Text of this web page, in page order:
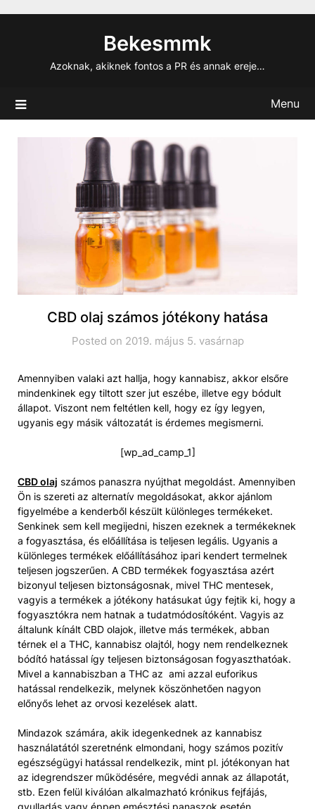
Bekesmmk
Azoknak, akiknek fontos a PR és annak ereje…
Menu
CBD olaj számos jótékony hatása
Posted on 2019. május 5. vasárnap
Amennyiben valaki azt hallja, hogy kannabisz, akkor elsőre
mindenkinek egy tiltott szer jut eszébe, illetve egy bódult
állapot. Viszont nem feltétlen kell, hogy ez így legyen,
ugyanis egy másik változatát is érdemes megismerni.
[wp_ad_camp_1]
CBD olaj számos panaszra nyújthat megoldást. Amennyiben
Ön is szereti az alternatív megoldásokat, akkor ajánlom
figyelmébe a kenderből készült különleges termékeket.
Senkinek sem kell megijedni, hiszen ezeknek a termékeknek
a fogyasztása, és előállítása is teljesen legális. Ugyanis a
különleges termékek előállításához ipari kendert termelnek
teljesen jogszerűen. A CBD termékek fogyasztása azért
bizonyul teljesen biztonságosnak, mivel THC mentesek,
vagyis a termékek a jótékony hatásukat úgy fejtik ki, hogy a
fogyasztókra nem hatnak a tudatmódosítóként. Vagyis az
általunk kínált CBD olajok, illetve más termékek, abban
térnek el a THC, kannabisz olajtól, hogy nem rendelkeznek
bódító hatással így teljesen biztonságosan fogyaszthatóak.
Mivel a kannabiszban a THC az ami azzal euforikus
hatással rendelkezik, melynek köszönhetően nagyon
előnyős lehet az orvosi kezelések alatt.
Mindazok számára, akik idegenkednek az kannabisz
használatától szeretnénk elmondani, hogy számos pozitív
egészségügyi hatással rendelkezik, mint pl. jótékonyan hat
az idegrendszer működésére, megvédi annak az állapotát,
stb. Ezen felül kiválóan alkalmazható krónikus fejfájás,
gyulladás vagy éppen emésztési panaszok esetén.